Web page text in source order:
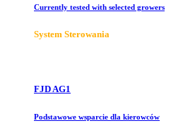
Currently tested with selected growers
System Sterowania
FJD AG1
Podstawowe wsparcie dla kierowców